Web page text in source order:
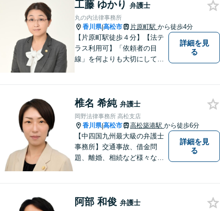
工藤 ゆかり 弁護士
丸の内法律事務所
香川県|高松市 片原町駅 から徒歩4分
【片原町駅徒歩４分】【法テ
ラス利用可】「依頼者の目
線」を何よりも大切にしてい
頂ける事件解決を目指して参
ります。【当日／夜間／休日
対応可】お気軽にご相談くだ
さい。
詳細を見
る
椎名 希純 弁護士
岡野法律事務所 高松支店
香川県|高松市 高松築港駅 から徒歩6分
【中四国九州最大級の弁護士
事務所】交通事故、借金問
題、離婚、相続など様々な問
い！
詳細を見
る
阿部 和俊 弁護士